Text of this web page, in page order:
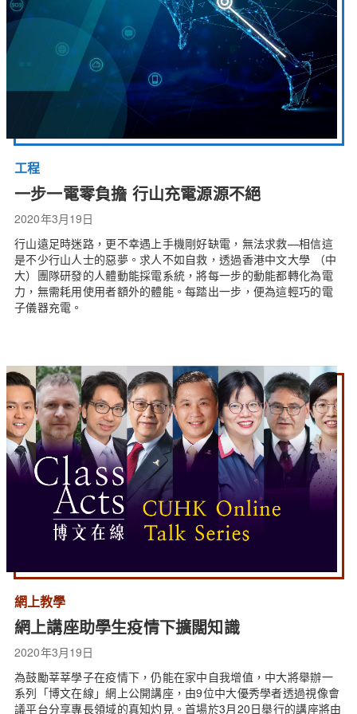
工程
一步一電零負擔 行山充電源源不絕
2020年3月19日
行山遠足時迷路，更不幸遇上手機剛好缺電，無法求救—相信這
是不少行山人士的惡夢。求人不如自救，透過香港中文大學 （中
大）團隊研發的人體動能採電系統，將每一步的動能都轉化為電
力，無需耗用使用者額外的體能。每踏出一步，便為這輕巧的電
子儀器充電。
網上教學
網上講座助學生疫情下擴闊知識
2020年3月19日
為鼓勵莘莘學子在疫情下，仍能在家中自我增值，中大將舉辦一
系列「博文在線」網上公開講座，由9位中大優秀學者透過視像會
議平台分享專長領域的真知灼見。首場於3月20日舉行的講座將由